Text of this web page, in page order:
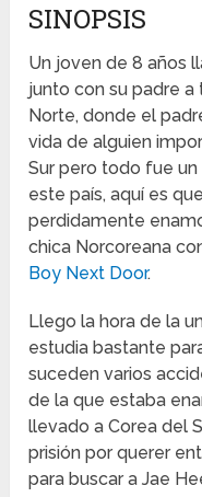
SINOPSIS
Un joven de 8 años
junto con su padre
Norte, donde el
vida de alguien
Sur pero todo fue
este país, aquí es
perdidamente
chica Norcoreana
Boy Next Door.
Llego la hora de la
estudia bastante
suceden varios
de la que estaba
llevado a Corea del
prisión por querer
para buscar a Jae